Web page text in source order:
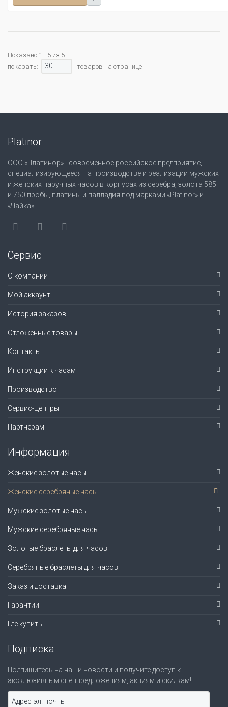
Показано 1 - 5 из 5
показать:
30 товаров на странице
Platinor
ООО «Платинор» - современное российское предприятие,
специализирующееся на производстве и реализации мужских
и женских наручных часов в корпусах из серебра, золота 585
и 750 пробы, платины и палладия под марками «Platinor» и
«Чайка»
Сервис
О компании
Мой аккаунт
История заказов
Отложенные товары
Контакты
Инструкции к часам
Производство
Сервис-Центры
Партнерам
Информация
Женские золотые часы
Женские серебряные часы
Мужские золотые часы
Мужские серебряные часы
Золотые браслеты для часов
Серебряные браслеты для часов
Заказ и доставка
Гарантии
Где купить
Подписка
Подпишитесь на наши новости и получите доступ к
эксклюзивным спецпредложениям, акциям и скидкам!